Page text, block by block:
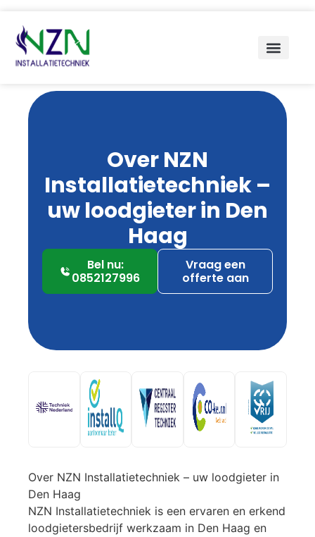
Over NZN
Installatietechniek –
uw loodgieter in Den
Haag
Bel nu:
0852127996
Vraag een
offerte aan
Over NZN Installatietechniek – uw loodgieter in
Den Haag
NZN Installatietechniek is een ervaren en erkend
loodgietersbedrijf werkzaam in Den Haag en